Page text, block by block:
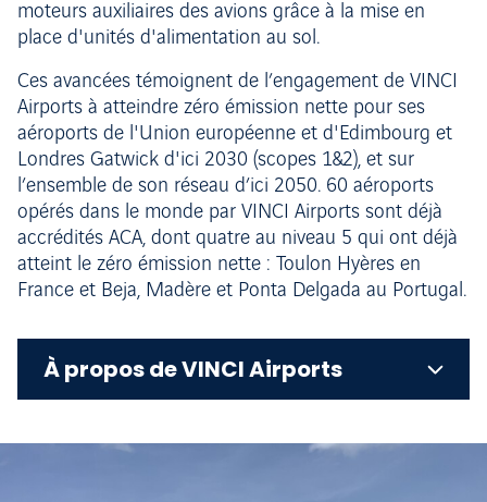
moteurs auxiliaires des avions grâce à la mise en
place d'unités d'alimentation au sol.
Ces avancées témoignent de l’engagement de VINCI
Airports à atteindre zéro émission nette pour ses
aéroports de l'Union européenne et d'Edimbourg et
Londres Gatwick d'ici 2030 (scopes 1&2), et sur
l’ensemble de son réseau d’ici 2050. 60 aéroports
opérés dans le monde par VINCI Airports sont déjà
accrédités ACA, dont quatre au niveau 5 qui ont déjà
atteint le zéro émission nette : Toulon Hyères en
France et Beja, Madère et Ponta Delgada au Portugal.
À propos de VINCI Airports